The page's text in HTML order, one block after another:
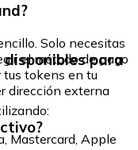
Solo necesitas
el método de pago
tus tokens en tu
dirección externa
disponibles para
Mastercard, Apple